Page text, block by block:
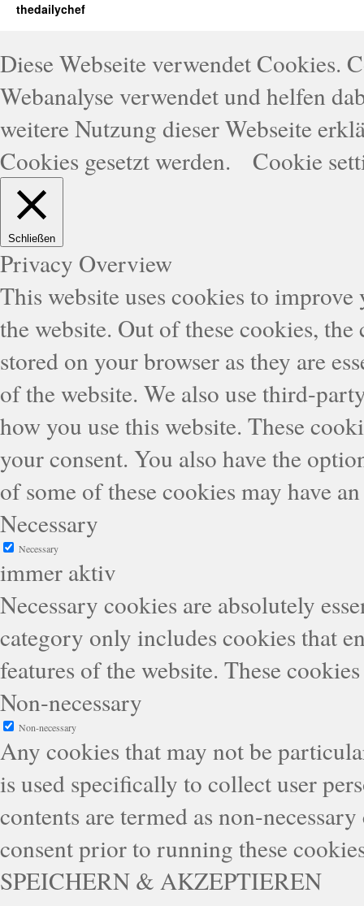
thedailychef
Diese Webseite verwendet Cookies.
Webanalyse verwendet und helfen
weitere Nutzung dieser Webseite
Cookies gesetzt werden.
Cookie
Schließen
Privacy Overview
This website uses cookies to
the website. Out of these cookies,
stored on your browser as they are
of the website. We also use third-
how you use this website. These
your consent. You also have the
of some of these cookies may have
Necessary
Necessary
immer aktiv
Necessary cookies are absolutely
category only includes cookies that
features of the website. These
Non-necessary
Non-necessary
Any cookies that may not be
is used specifically to collect user
contents are termed as non-
consent prior to running these
SPEICHERN & AKZEPTIEREN